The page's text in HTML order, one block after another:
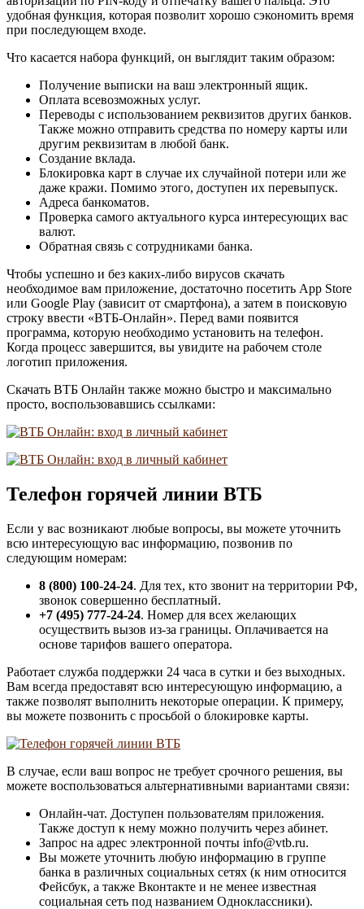
удобная функция, которая позволит хорошо сэкономить время
при последующем входе.
Что касается набора функций, он выглядит таким образом:
Получение выписки на ваш электронный ящик.
Оплата всевозможных услуг.
Переводы с использованием реквизитов других банков.
Также можно отправить средства по номеру карты или
другим реквизитам в любой банк.
Создание вклада.
Блокировка карт в случае их случайной потери или же
даже кражи. Помимо этого, доступен их перевыпуск.
Адреса банкоматов.
Проверка самого актуального курса интересующих вас
валют.
Обратная связь с сотрудниками банка.
Чтобы успешно и без каких-либо вирусов скачать
необходимое вам приложение, достаточно посетить App Store
или Google Play (зависит от смартфона), а затем в поисковую
строку ввести «ВТБ-Онлайн». Перед вами появится
программа, которую необходимо установить на телефон.
Когда процесс завершится, вы увидите на рабочем столе
логотип приложения.
Скачать ВТБ Онлайн также можно быстро и максимально
просто, воспользовавшись ссылками:
Телефон горячей линии ВТБ
Если у вас возникают любые вопросы, вы можете уточнить
всю интересующую вас информацию, позвонив по
следующим номерам:
8 (800) 100-24-24. Для тех, кто звонит на территории РФ,
звонок совершенно бесплатный.
+7 (495) 777-24-24. Номер для всех желающих
осуществить вызов из-за границы. Оплачивается на
основе тарифов вашего оператора.
Работает служба поддержки 24 часа в сутки и без выходных.
Вам всегда предоставят всю интересующую информацию, а
также позволят выполнить некоторые операции. К примеру,
вы можете позвонить с просьбой о блокировке карты.
В случае, если ваш вопрос не требует срочного решения, вы
можете воспользоваться альтернативными вариантами связи:
Онлайн-чат. Доступен пользователям приложения.
Также доступ к нему можно получить через абинет.
Запрос на адрес электронной почты info@vtb.ru.
Вы можете уточнить любую информацию в группе
банка в различных социальных сетях (к ним относится
Фейсбук, а также Вконтакте и не менее известная
социальная сеть под названием Одноклассники).